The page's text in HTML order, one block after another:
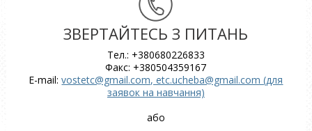
ЗВЕРТАЙТЕСЬ З ПИТАНЬ
Тел.: +380680226833
Факс: +380504359167
E-mail:vostetc@gmail.com, etc.ucheba@gmail.com (для
заявок на навчання)
або